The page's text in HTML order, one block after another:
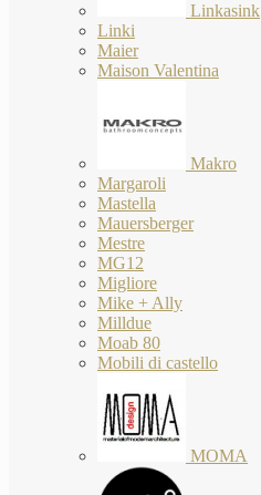
Linkasink
Linki
Maier
Maison Valentina
Makro
Margaroli
Mastella
Mauersberger
Mestre
MG12
Migliore
Mike + Ally
Milldue
Moab 80
Mobili di castello
MOMA